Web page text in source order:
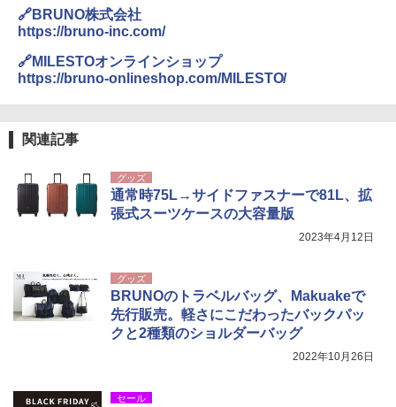
￥5,999
[キャンパーズコレクション 山善] 傘みたいに
広げるだけ パッとサッとテント ブラックコ
ーティング フルクローズ メッシュ 3-4人用
[キャンパーズコレクション 山善] 傘みたいに
広げるだけ パッとサッとテント キューブワ
イド ブラックコーティング フルクローズ メ
￥-
￥-
DEWEL パラソル 大型 ビーチ アウトドアパ
ラソル ガーデン サイトシート付 折りたたみ
ポインターライト 強力 小型 緑色/赤色/青紫色
USB充電式 高精度 超長距離照射 長時間使用
可能 安全ロック付き 高安全性 金属製耐久 コ
￥1,180
🔗BRUNO株式会社
https://bruno-inc.com/
🔗MILESTOオンラインショップ
https://bruno-onlineshop.com/MILESTO/
関連記事
グッズ
通常時75L→サイドファスナーで81L、拡
張式スーツケースの大容量版
2023年4月12日
グッズ
BRUNOのトラベルバッグ、Makuakeで
先行販売。軽さにこだわったバックパッ
クと2種類のショルダーバッグ
2022年10月26日
セール